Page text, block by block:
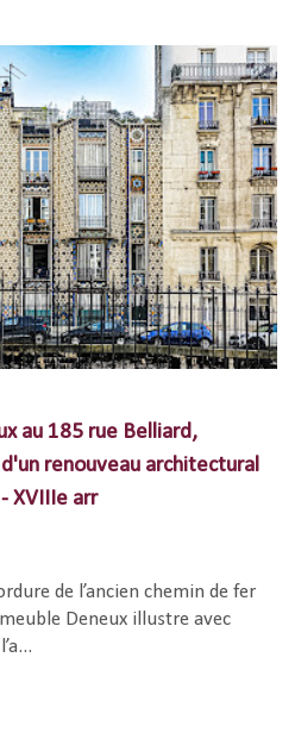
au 185 rue Belliard,
renouveau architectural
XVIIIe arr
de l’ancien chemin de fer
Deneux illustre avec